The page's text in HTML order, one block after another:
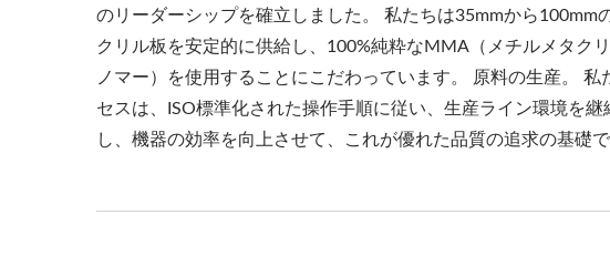
のリーダーシップを確立しました。 私たちは35mmから100mm
クリル板を安定的に供給し、100%純粋なMMA（メチルメタク
ノマー）を使用することにこだわっています。 原料の生産。 私
セスは、ISO標準化された操作手順に従い、生産ライン環境を継
し、機器の効率を向上させて、これが優れた品質の追求の基礎で